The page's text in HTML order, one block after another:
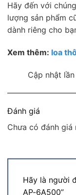
Hãy đến với
lượng sản phẩm
dành riêng cho
Xem thêm: loa
Cập nhật
Đánh giá
Chưa có đánh giá
Hãy là người
AP-6A500”